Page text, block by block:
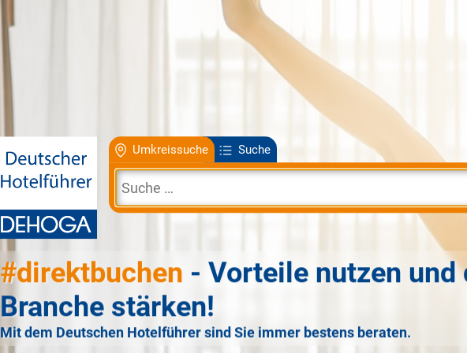
Umkreissuche Suche
#direktbuchen - Vorteile nutzen und
Branche stärken!
Mit dem Deutschen Hotelführer sind Sie immer bestens beraten.